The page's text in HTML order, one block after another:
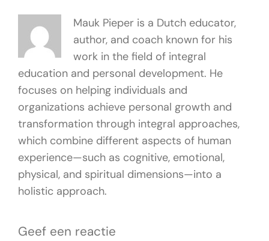
Mauk Pieper is a Dutch educator,
author, and coach known for his
work in the field of integral
education and personal development. He
focuses on helping individuals and
organizations achieve personal growth and
transformation through integral approaches,
which combine different aspects of human
experience—such as cognitive, emotional,
physical, and spiritual dimensions—into a
holistic approach.
Geef een reactie